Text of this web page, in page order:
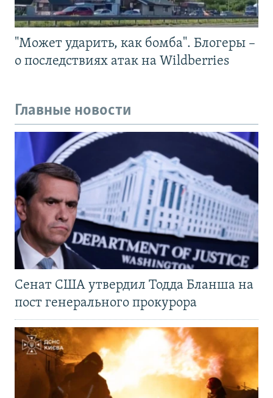
"Может ударить, как бомба". Блогеры –
о последствиях атак на Wildberries
Главные новости
Сенат США утвердил Тодда Бланша на
пост генерального прокурора